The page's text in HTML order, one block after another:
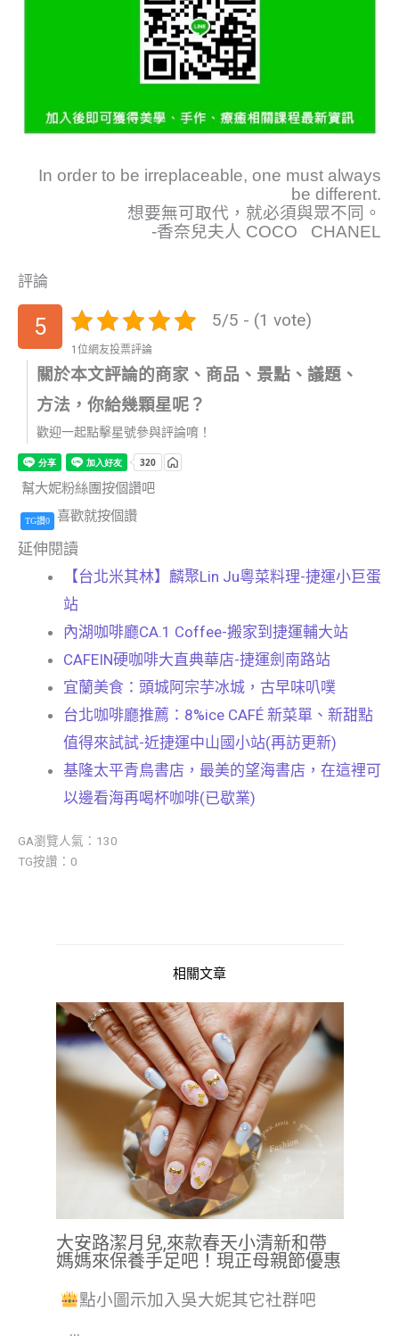
In order to be irreplaceable, one must always
be different.
想要無可取代，就必須與眾不同。
-香奈兒夫人 COCO CHANEL
評論
5 5/5 - (1 vote)
1位網友投票評論
關於本文評論的商家、商品、景點、議題、
方法，你給幾顆星呢？
歡迎一起點擊星號參與評論唷！
幫大妮粉絲團按個讚吧
TG讚0 喜歡就按個讚
延伸閱讀
【台北米其林】麟聚Lin Ju粵菜料理-捷運小巨蛋
站
內湖咖啡廳CA.1 Coffee-搬家到捷運輔大站
CAFEIN硬咖啡大直典華店-捷運劍南路站
宜蘭美食：頭城阿宗芋冰城，古早味叭噗
台北咖啡廳推薦：8%ice CAFÉ 新菜單、新甜點
值得來試試-近捷運中山國小站(再訪更新)
基隆太平青鳥書店，最美的望海書店，在這裡可
以邊看海再喝杯咖啡(已歇業)
GA瀏覽人氣：130
TG按讚：0
相關文章
大安路潔月兒,來款春天小清新和帶
媽媽來保養手足吧！現正母親節優惠
點小圖示加入吳大妮其它社群吧
...